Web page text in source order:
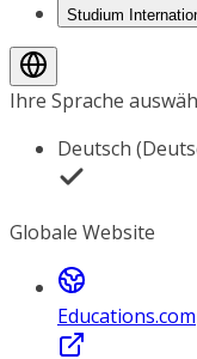
Studium
Ihre Sprache
Deutsch
Globale Website
Educations.com